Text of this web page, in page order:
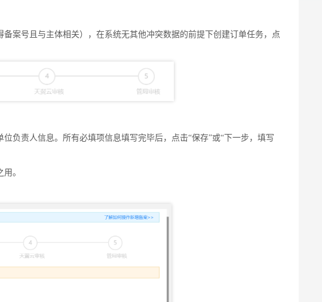
用。
案号且与主体相关），在系统无其他冲突数据的前提下创建订单任务，点
负责人信息。所有必填项信息填写完毕后，点击“保存”或“下一步，填写
。